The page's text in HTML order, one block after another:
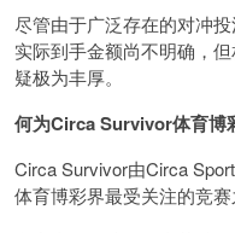
尽管由于广泛存在的对冲
实际到手金额尚不明确，
疑极为丰厚。
何为Circa Survivor体育博
Circa Survivor由Circa
体育博彩界最受关注的竞赛